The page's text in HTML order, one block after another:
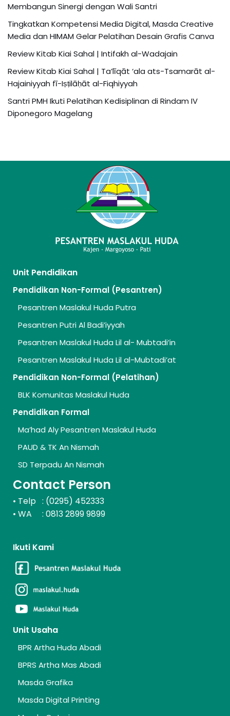
Membangun Sinergi dengan Wali Santri
Tingkatkan Kompetensi Media Digital, Masda Creative
Media dan HIMAM Gelar Pelatihan Desain Grafis Canva
Review Kitab Kiai Sahal | Intifakh al-Wadajain
Review Kitab Kiai Sahal | Ta’līqāt ‘ala ats-Tsamarāt al-
Hajainiyyah fī-Iṣṭilāḥāt al-Fiqhiyyah
Santri PMH Ikuti Pelatihan Kedisiplinan di Rindam IV
Diponegoro Magelang
Unit Pendidikan
Pendidikan Non-Formal (Pesantren)
Pesantren Maslakul Huda Putra
Pesantren Putri Al Badi’iyyah
Pesantren Maslakul Huda Lil al- Mubtadi’in
Pesantren Maslakul Huda Lil al-Mubtadi’at
Pendidikan Non-Formal (Pelatihan)
BLK Komunitas Maslakul Huda
Pendidikan Formal
Ma’had Aly Pesantren Maslakul Huda
PAUD & TK An Nismah
SD Terpadu An Nismah
Contact Person
• Telp : (0295) 452333
• WA : 0813 2899 9899
Ikuti Kami
Unit Usaha
BPR Artha Huda Abadi
BPRS Artha Mas Abadi
Masda Grafika
Masda Digital Printing